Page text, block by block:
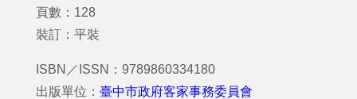
頁數：128
裝訂：平裝
ISBN／ISSN：9789860334180
出版單位： 臺中市政府客家事務委員會